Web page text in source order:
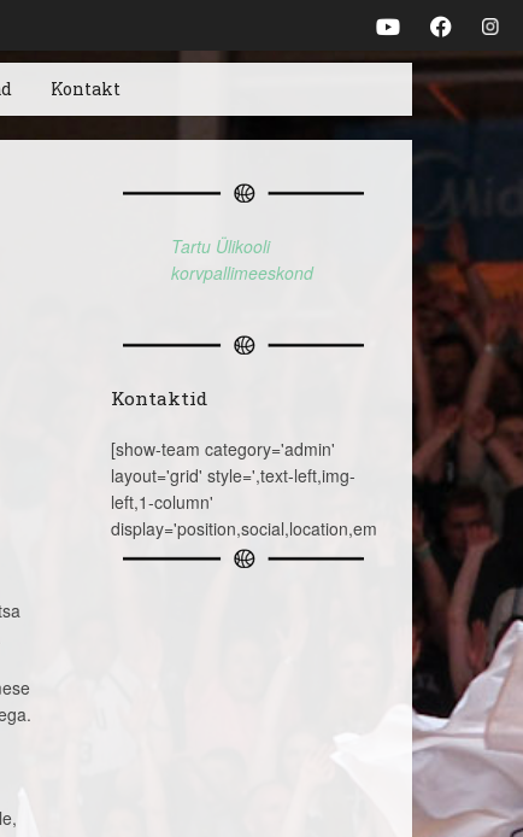
Kontakt
Tartu Ülikooli
korvpallimeeskond
Kontaktid
[show-team category='admin'
layout='grid' style=',text-left,img-
left,1-column'